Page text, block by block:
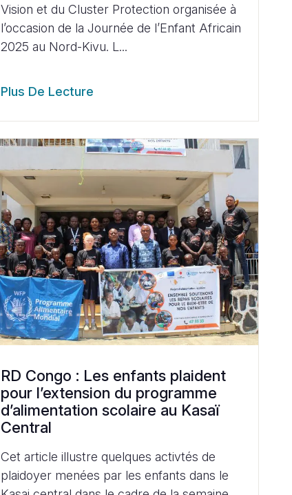
Vision et du Cluster Protection organisée à
l’occasion de la Journée de l’Enfant Africain
2025 au Nord-Kivu. L...
Plus De Lecture
RD Congo : Les enfants plaident
pour l’extension du programme
d’alimentation scolaire au Kasaï
Central
Cet article illustre quelques activtés de
plaidoyer menées par les enfants dans le